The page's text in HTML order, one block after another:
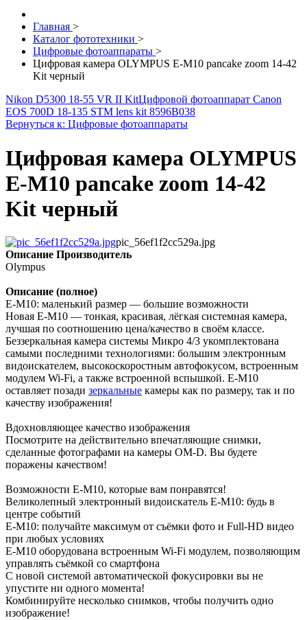
Главная >
Каталог фототехники >
Цифровые фотоаппараты >
Цифровая камера OLYMPUS E-M10 pancake zoom 14-42
Kit черный
Nikon D5300 18-55 VR II KitЦифровой фотоаппарат Canon
EOS 700D 18-135 STM lens kit 8596B038
Вернуться к: Цифровые фотоаппараты
Цифровая камера OLYMPUS
E-M10 pancake zoom 14-42
Kit черный
pic_56ef1f2cc529a.jpg
Описание Производитель
Olympus
Описание (полное)
Е-М10: маленький размер — большие возможности
Новая Е-М10 — тонкая, красивая, лёгкая системная камера,
лучшая по соотношению цена/качество в своём классе.
Беззеркальная камера системы Микро 4/3 укомплектована
самыми последними технологиями: большим электронным
видоискателем, высокоскоростным автофокусом, встроенным
модулем Wi-Fi, а также встроенной вспышкой. E-M10
оставляет позади зеркальные камеры как по размеру, так и по
качеству изображения!
Вдохновляющее качество изображения
Посмотрите на действительно впечатляющие снимки,
сделанные фотографами на камеры OM-D. Вы будете
поражены качеством!
Возможности Е-М10, которые вам понравятся!
Великолепный электронный видоискатель E-M10: будь в
центре событий
E-M10: получайте максимум от съёмки фото и Full-HD видео
при любых условиях
E-M10 оборудована встроенным Wi-Fi модулем, позволяющим
управлять съёмкой со смартфона
С новой системой автоматической фокусировки вы не
упустите ни одного момента!
Комбинируйте несколько снимков, чтобы получить одно
изображение!